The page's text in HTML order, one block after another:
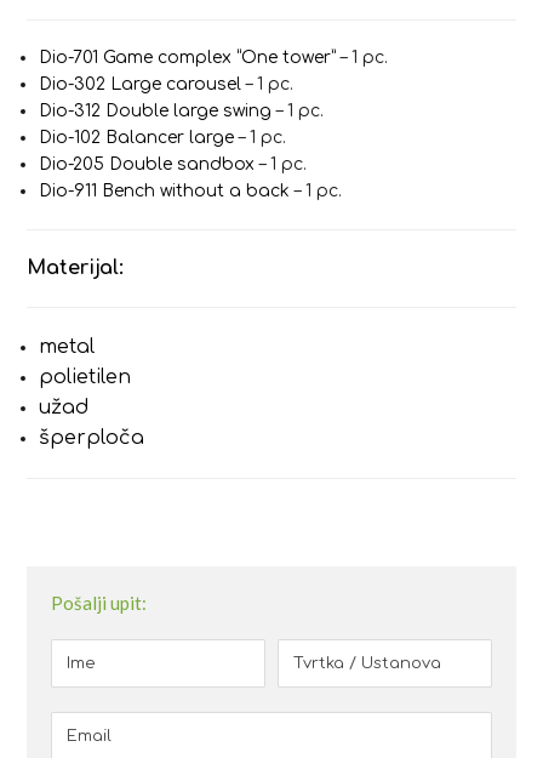
Dio-701 Game complex “One tower” – 1 pc.
Dio-302 Large carousel – 1 pc.
Dio-312 Double large swing – 1 pc.
Dio-102 Balancer large – 1 pc.
Dio-205 Double sandbox – 1 pc.
Dio-911 Bench without a back – 1 pc.
Materijal:
metal
polietilen
užad
šperploča
Pošalji upit: